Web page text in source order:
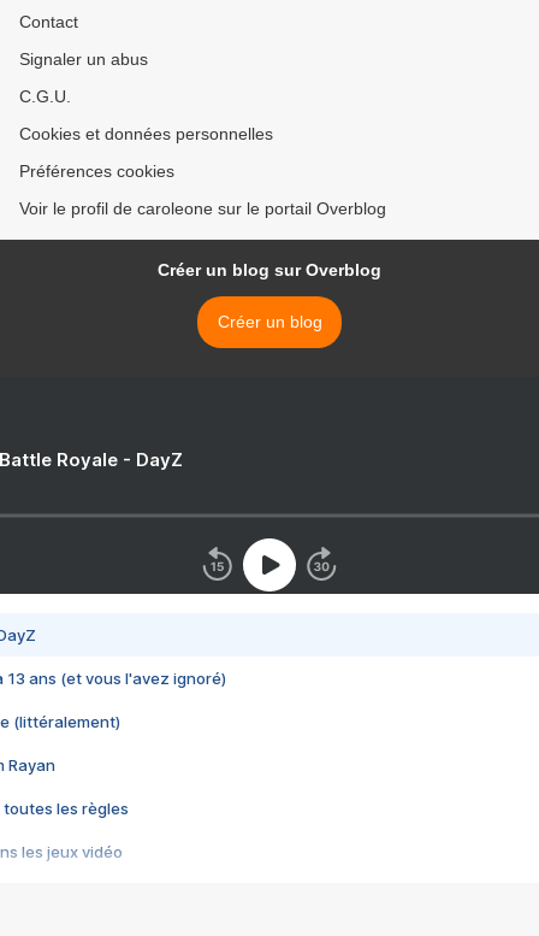
Contact
Signaler un abus
C.G.U.
Cookies et données personnelles
Préférences cookies
Voir le profil de caroleone sur le portail Overblog
Créer un blog sur Overblog
Créer un blog
Royale - DayZ
13 ans (et vous l'avez ignoré)
(littéralement)
Rayan
toutes les règles
les jeux vidéo